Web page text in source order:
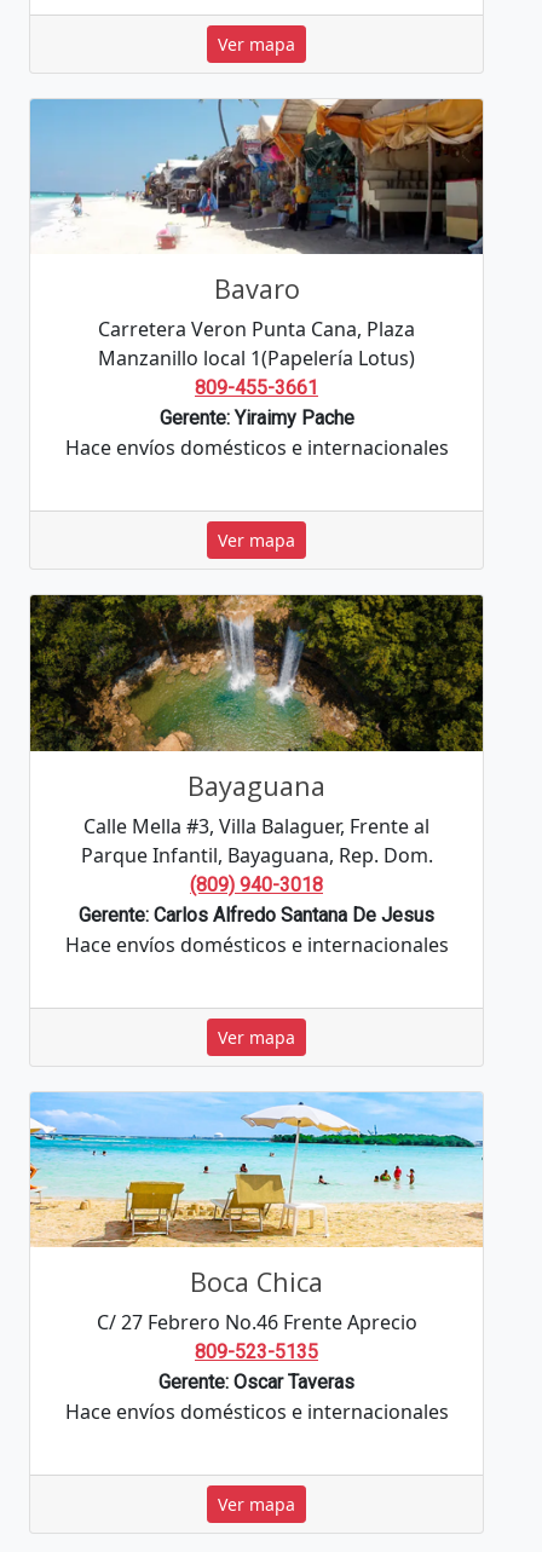
Ver mapa
Bavaro
Carretera Veron Punta Cana, Plaza
Manzanillo local 1(Papelería Lotus)
809-455-3661
Gerente: Yiraimy Pache
Hace envíos domésticos e internacionales
Ver mapa
Bayaguana
Calle Mella #3, Villa Balaguer, Frente al
Parque Infantil, Bayaguana, Rep. Dom.
(809) 940-3018
Gerente: Carlos Alfredo Santana De Jesus
Hace envíos domésticos e internacionales
Ver mapa
Boca Chica
C/ 27 Febrero No.46 Frente Aprecio
809-523-5135
Gerente: Oscar Taveras
Hace envíos domésticos e internacionales
Ver mapa